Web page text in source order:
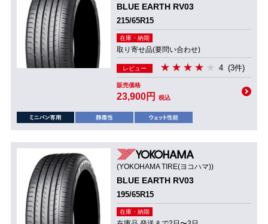
BLUE EARTH RV03
215/65R15
在庫・納期
取り寄せ品(要問い合わせ)
レビュー 4 (3件)
販売価格
23,900円 税込
(YOKOHAMA TIRE(ヨコハマ))
BLUE EARTH RV03
195/65R15
在庫・納期